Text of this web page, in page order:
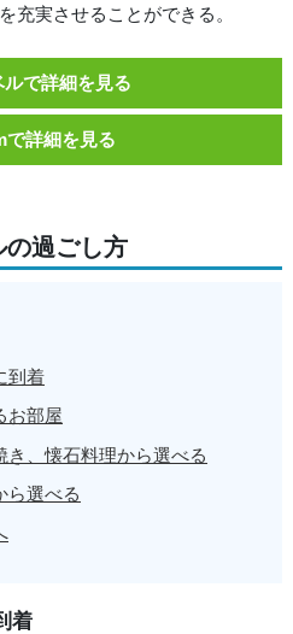
充実させることができる。
で詳細を見る
で詳細を見る
の過ごし方
到着
お部屋
き、懐石料理から選べる
ら選べる
着